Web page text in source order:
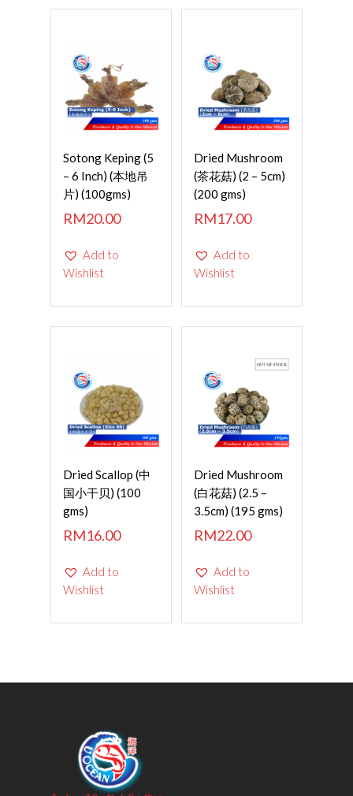
Sotong Keping (5
– 6 Inch) (本地吊
片) (100gms)
RM20.00
Add to
Wishlist
SELECT
OPTIONS
Dried Mushroom
(茶花菇) (2 – 5cm)
(200 gms)
RM17.00
Add to
Wishlist
ADD TO
CART
Dried Scallop (中
国小干贝) (100
gms)
RM16.00
Add to
Wishlist
Read More
Dried Mushroom
(白花菇) (2.5 –
3.5cm) (195 gms)
RM22.00
Add to
Wishlist